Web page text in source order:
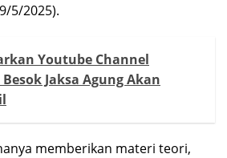
5/2025).
Youtube Channel
Jaksa Agung Akan
memberikan materi teori,